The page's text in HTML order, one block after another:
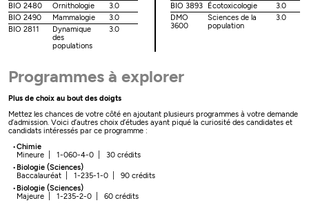
BIO 2480
Ornithologie
3.0
BIO 2490
Mammalogie
3.0
BIO 2811
Dynamique
des
populations
3.0
BIO 3893
Écotoxicologie
3.0
DMO
3600
Sciences de la
population
3.0
Programmes à explorer
Plus de choix au bout des doigts
Mettez les chances de votre côté en ajoutant plusieurs programmes à votre demande
d’admission. Voici d’autres choix d’études ayant piqué la curiosité des candidates et
candidats intéressés par ce programme :
Chimie
Mineure | 1-060-4-0 | 30 crédits
Biologie (Sciences)
Baccalauréat | 1-235-1-0 | 90 crédits
Biologie (Sciences)
Majeure | 1-235-2-0 | 60 crédits